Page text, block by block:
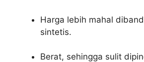
Harga lebih mahal
sintetis.
Berat, sehingga sulit